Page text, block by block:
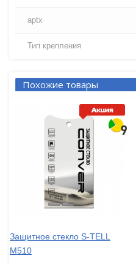
aptx
Тип крепления
Похожие товары
Защитное стекло S-TELL
M510